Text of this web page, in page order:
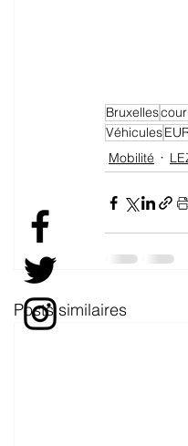
Bruxelles
Véhicules
Mobilité
Posts similaires